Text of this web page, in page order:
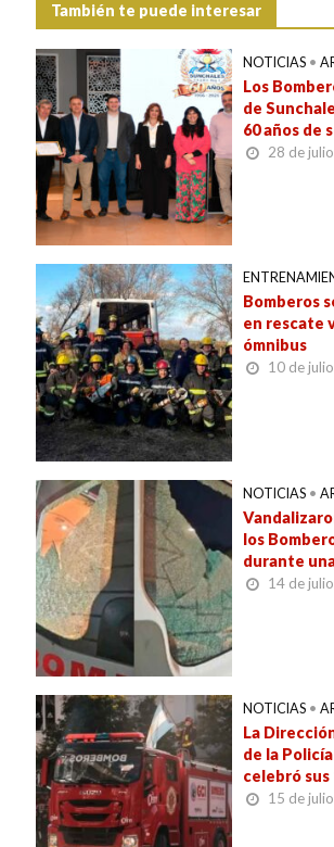
También te puede interesar
NOTICIAS •
Los
de
60 años de
28 de
Bomberos
en rescate
ómnibus
10 de
NOTICIAS •
los
durante
14 de
NOTICIAS •
La
de la
celebró sus
15 de